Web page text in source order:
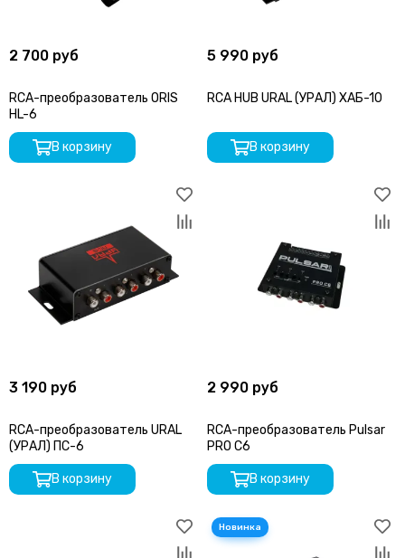
2 700 руб
RCA-преобразователь ORIS
HL-6
В корзину
5 990 руб
RCA HUB URAL (УРАЛ) ХАБ-10
В корзину
3 190 руб
RCA-преобразователь URAL
(УРАЛ) ПС-6
В корзину
2 990 руб
RCA-преобразователь Pulsar
PRO C6
В корзину